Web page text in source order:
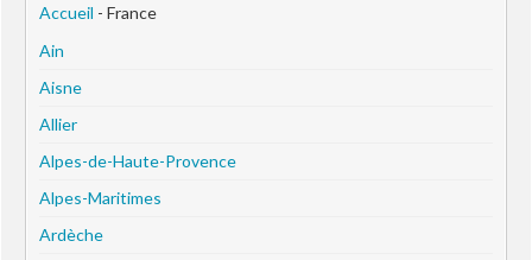
Accueil - France
Ain
Aisne
Allier
Alpes-de-Haute-Provence
Alpes-Maritimes
Ardèche